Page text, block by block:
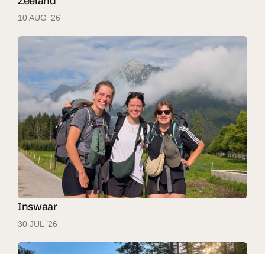
10 AUG ’26
Inswaar
30 JUL ’26